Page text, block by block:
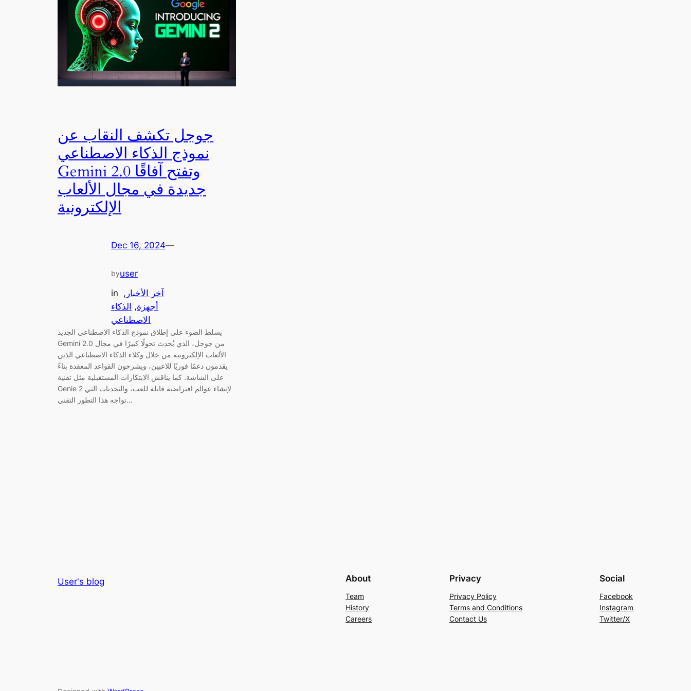
جوجل تكشف النقاب عن
نموذج الذكاء الاصطناعي
Gemini 2.0 وتفتح آفاقًا
جديدة في مجال الألعاب
الإلكترونية
Dec 16, 2024—
byuser
in
آخر الأخبار ,
أجهزة, الذكاء
الاصطناعي
يسلط الضوء على إطلاق نموذج الذكاء الاصطناعي الجديد
Gemini 2.0 من جوجل، الذي يُحدث تحولًا كبيرًا في مجال
الألعاب الإلكترونية من خلال وكلاء الذكاء الاصطناعي الذين
يقدمون دعمًا فوريًا للاعبين، ويشرحون القواعد المعقدة بناءً
على الشاشة. كما يناقش الابتكارات المستقبلية مثل تقنية
Genie 2 لإنشاء عوالم افتراضية قابلة للعب، والتحديات التي
تواجه هذا التطور التقني…
User's blog About
Team
History
Careers
Privacy
Privacy Policy
Terms and Conditions
Contact Us
Social
Facebook
Instagram
Twitter/X